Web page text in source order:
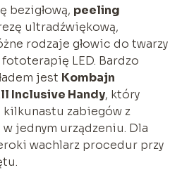
bezigłową, peeling
ultradźwiękową,
rodzaje głowic do twarzy
LED. Bardzo
jest Kombajn
Inclusive Handy, który
zabiegów z
jednym urządzeniu. Dla
wachlarz procedur przy